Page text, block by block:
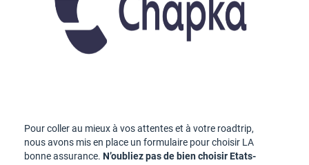
Pour coller au mieux à vos attentes et à votre roadtrip,
nous avons mis en place un formulaire pour choisir LA
bonne assurance. N’oubliez pas de bien choisir Etats-